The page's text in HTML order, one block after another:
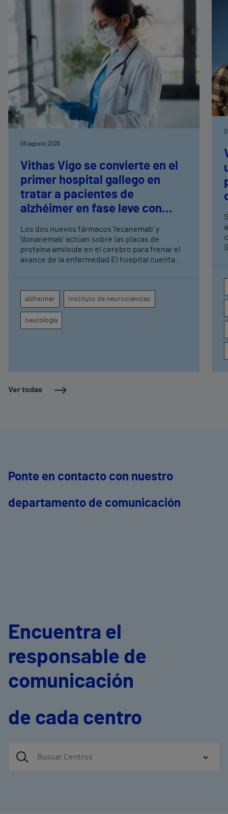
Ver todas
06 agosto 2026
Vithas Vigo se convierte en el
primer hospital gallego en
tratar a pacientes de
alzhéimer en fase leve con
terapias antiamiloide
Los dos nuevos fármacos 'lecanemab' y
'donanemab' actúan sobre las placas de
proteína amiloide en el cerebro para frenar el
avance de la enfermedad El hospital cuenta
seguimiento clínico de cada paciente
alzheimer instituto de neurociencias
neurología
Ponte en contacto con nuestro
departamento de comunicación
Encuentra el
responsable de
comunicación
de cada centro